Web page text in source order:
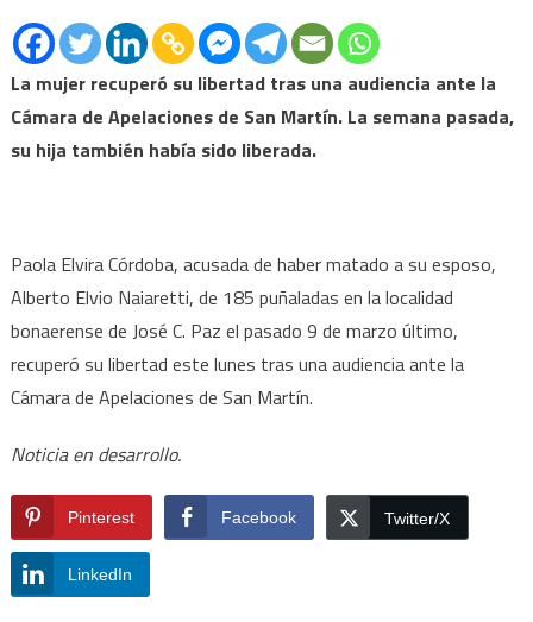
La mujer recuperó su libertad tras una audiencia ante la
Cámara de Apelaciones de San Martín. La semana pasada,
su hija también había sido liberada.
Paola Elvira Córdoba, acusada de haber matado a su esposo,
Alberto Elvio Naiaretti, de 185 puñaladas en la localidad
bonaerense de José C. Paz el pasado 9 de marzo último,
recuperó su libertad este lunes tras una audiencia ante la
Cámara de Apelaciones de San Martín.
Noticia en desarrollo.
Pinterest Facebook Twitter/X
LinkedIn